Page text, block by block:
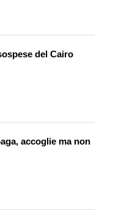
del Cairo
accoglie ma non